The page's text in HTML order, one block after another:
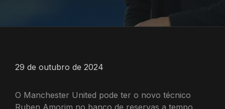
29 de outubro de 2024
O Manchester United pode ter o novo técnico
Ruben Amorim no banco de reservas a tempo